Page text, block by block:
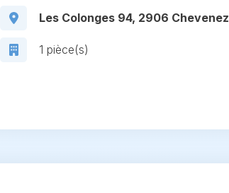
Les Colonges 94, 2906 Chevenez
1 pièce(s)